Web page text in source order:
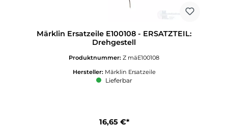
Märklin Ersatzeile E100108 - ERSATZTEIL:
Drehgestell
Produktnummer: Z mäE100108
Hersteller: Märklin Ersatzeile
Lieferbar
16,65 €*